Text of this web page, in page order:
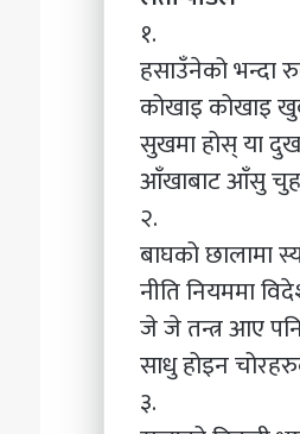
१.
हसाउँनेको भन्दा
कोखाइ कोखाइ
सुखमा होस् या
आँखाबाट आँसु
२.
बाघको छालामा
नीति नियममा
जे जे तन्त्र आए
साधु होइन
३.